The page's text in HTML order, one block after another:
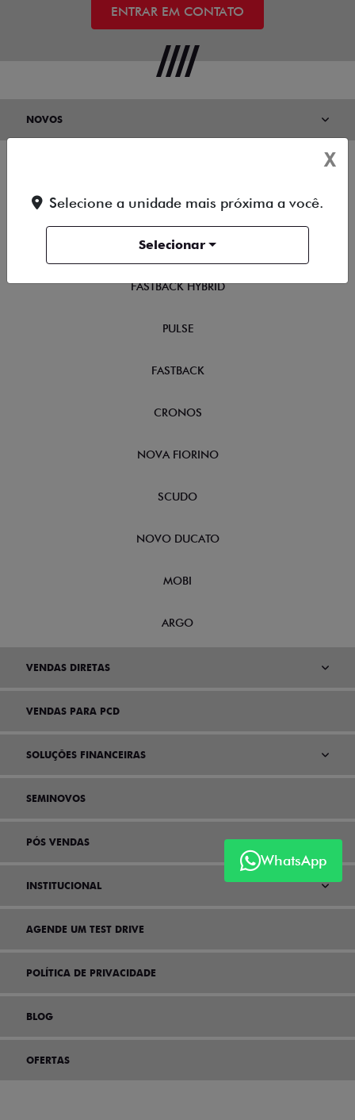
ENTRAR EM CONTATO
WhatsApp
NOVOS
STRADA
TORO
FASTBACK HYBRID
PULSE
FASTBACK
CRONOS
NOVA FIORINO
SCUDO
NOVO DUCATO
MOBI
ARGO
VENDAS DIRETAS
VENDAS PARA PCD
SOLUÇÕES FINANCEIRAS
SEMINOVOS
PÓS VENDAS
INSTITUCIONAL
AGENDE UM TEST DRIVE
POLÍTICA DE PRIVACIDADE
BLOG
OFERTAS
X
Selecione a unidade mais próxima a você.
Selecionar